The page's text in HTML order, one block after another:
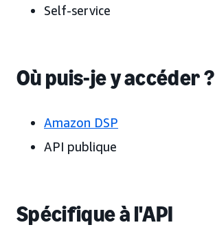
Self-service
Où puis-je y accéder ?
Amazon DSP
API publique
Spécifique à l'API